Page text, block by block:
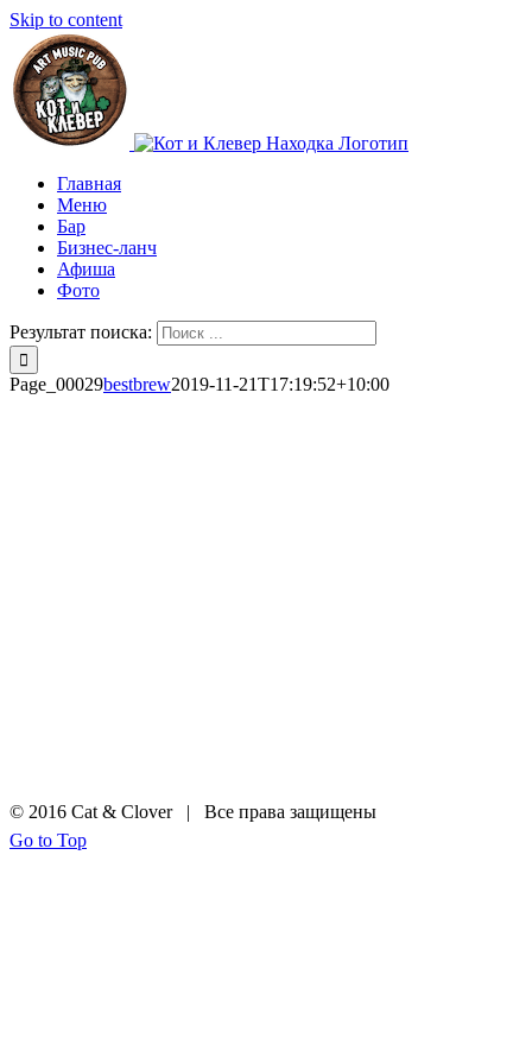
Skip to content
Главная
Меню
Бар
Бизнес-ланч
Афиша
Фото
Результат поиска:
Page_00029bestbrew2019-11-21T17:19:52+10:00
© 2016 Cat & Clover | Все права защищены
Go to Top